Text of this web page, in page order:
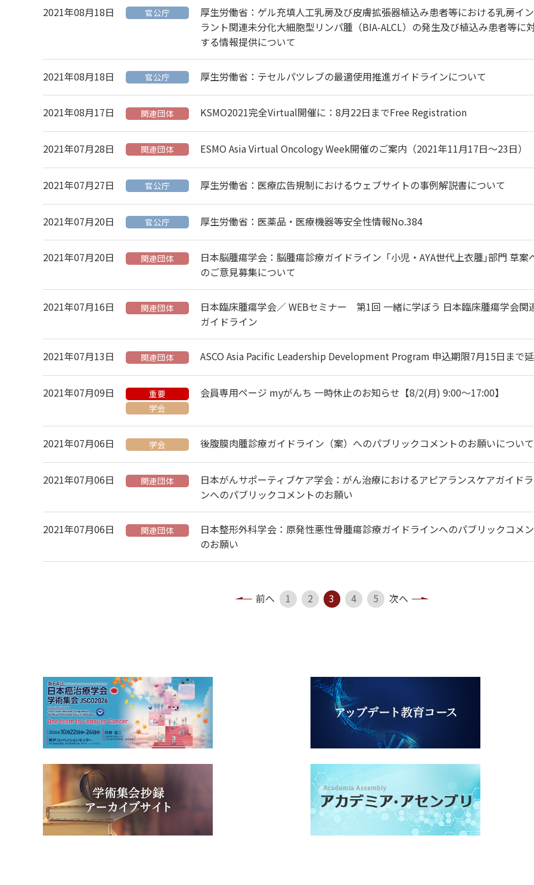
2021年08月18日 官公庁
厚生労働省：ゲル充填人工乳房及び皮膚拡張器植込み患者等における乳房イ
ラント関連未分化大細胞型リンパ腫（BIA-ALCL）の発生及び植込み患者等に
する情報提供について
2021年08月18日 官公庁 厚生労働省：テセルパツレブの最適使用推進ガイドラインについて
2021年08月17日 関連団体 KSMO2021完全Virtual開催に：8月22日までFree Registration
2021年07月28日 関連団体 ESMO Asia Virtual Oncology Week開催のご案内（2021年11月17日～23日）
2021年07月27日 官公庁 厚生労働省：医療広告規制におけるウェブサイトの事例解説書について
2021年07月20日 官公庁 厚生労働省：医薬品・医療機器等安全性情報No.384
2021年07月20日 関連団体
日本脳腫瘍学会：脳腫瘍診療ガイドライン「小児・AYA世代上衣腫｣部門 草案
のご意見募集について
2021年07月16日 関連団体
日本臨床腫瘍学会／ WEBセミナー 第1回 一緒に学ぼう 日本臨床腫瘍学会関
ガイドライン
2021年07月13日 関連団体 ASCO Asia Pacific Leadership Development Program 申込期限7月15日まで
2021年07月09日
重要
学会
会員専用ページ myがんち 一時休止のお知らせ【8/2(月) 9:00～17:00】
2021年07月06日 学会 後腹膜肉腫診療ガイドライン（案）へのパブリックコメントのお願いについて
2021年07月06日 関連団体
日本がんサポーティブケア学会：がん治療におけるアピアランスケアガイド
ンへのパブリックコメントのお願い
2021年07月06日 関連団体
日本整形外科学会：原発性悪性骨腫瘍診療ガイドラインへのパブリックコメ
のお願い
前へ 1 2 3 4 5 次へ